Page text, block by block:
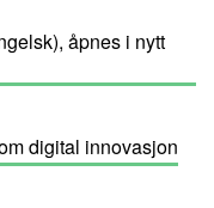
åpnes i nytt
digital innovasjon